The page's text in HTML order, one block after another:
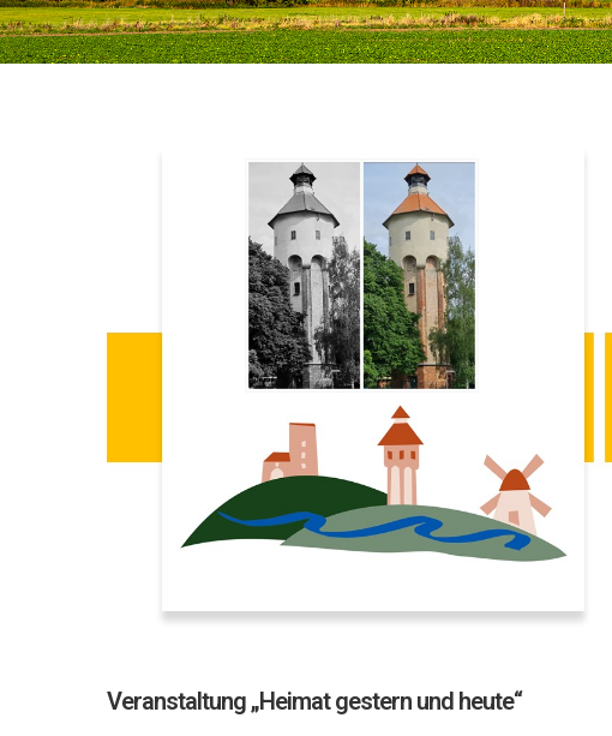
Veranstaltung „Heimat gestern und heute“